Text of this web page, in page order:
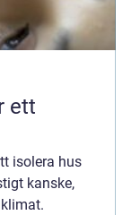
ett
isolera hus
kanske,